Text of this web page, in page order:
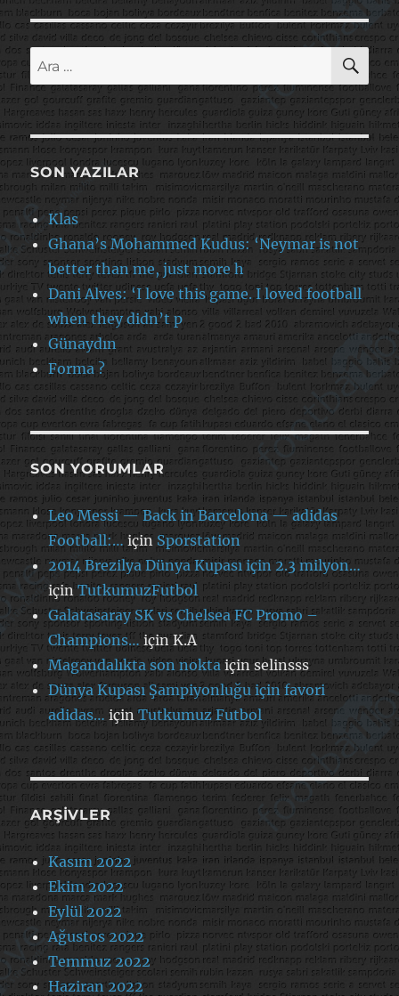
Ara:
SON YAZILAR
Klas
Ghana’s Mohammed Kudus: ‘Neymar is not
better than me, just more h
Dani Alves: ‘I love this game. I loved football
when they didn’t p
Günaydın
Forma ?
SON YORUMLAR
Leo Messi — Back in Barcelona — adidas
Football:… için Sporstation
2014 Brezilya Dünya Kupası için 2.3 milyon…
içinTutkumuzFutbol
Galatasaray SK vs Chelsea FC Promo –
Champions…içinK.A
Magandalıkta son nokta içinselinsss
Dünya Kupası Şampiyonluğu için favori
adidas… içinTutkumuz Futbol
ARŞIVLER
Kasım 2022
Ekim 2022
Eylül 2022
Ağustos 2022
Temmuz 2022
Haziran 2022